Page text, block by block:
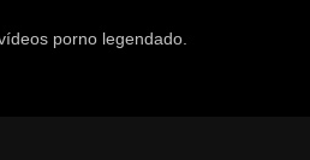
porno legendado.